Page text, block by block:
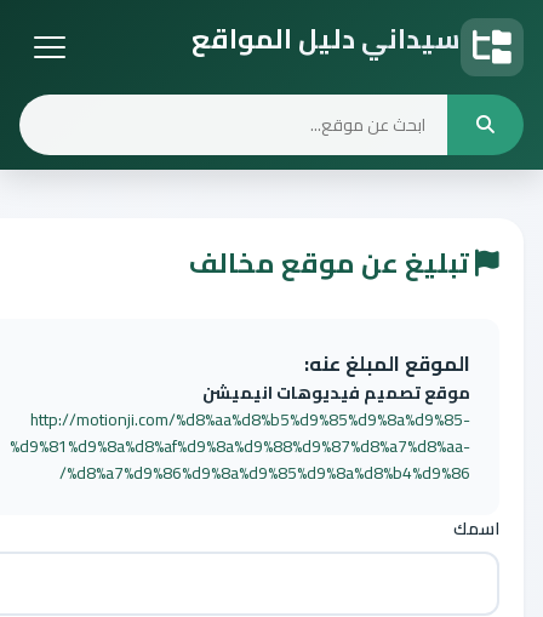
سيداني دليل المواقع
دليل المواقع
تبليغ عن موقع مخالف
الموقع المبلغ عنه:
موقع تصميم فيديوهات انيميشن
http://motionji.com/%d8%aa%d8%b5%d9%85%d9%8a%d9%85-
%d9%81%d9%8a%d8%af%d9%8a%d9%88%d9%87%d8%a7%d8%aa-
%d8%a7%d9%86%d9%8a%d9%85%d9%8a%d8%b4%d9%86/
اسمك